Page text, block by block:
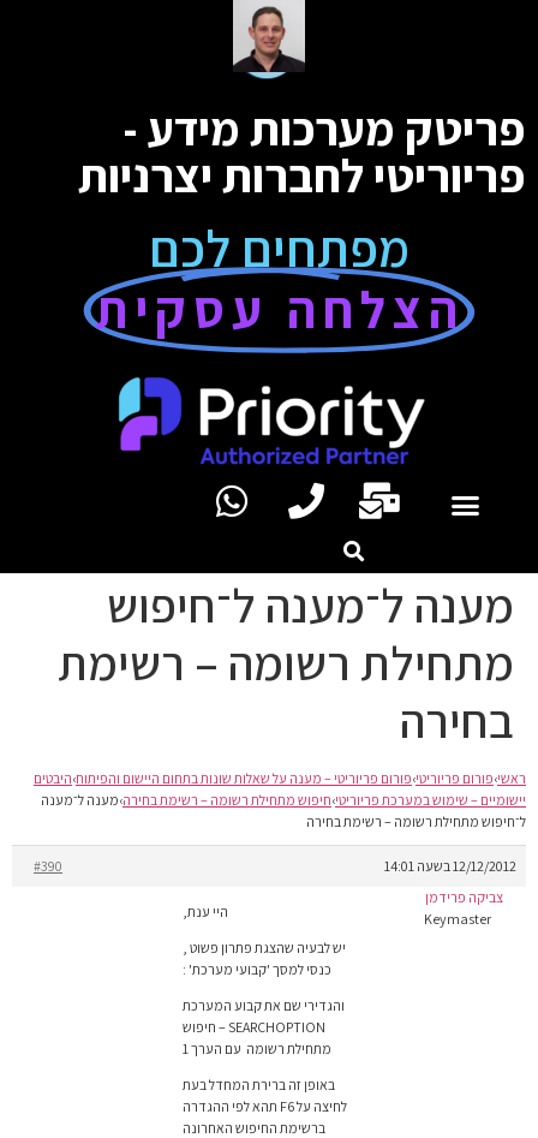
פריטק מערכות מידע -
פריוריטי לחברות יצרניות
מפתחים לכם
הצלחה עסקית
מענה ל־מענה ל־חיפוש
מתחילת רשומה – רשימת
בחירה
ראשי›פורום פריוריטי›פורום פריוריטי – מענה על שאלות שונות בתחום היישום והפיתוח›היבטים
יישומיים – שימוש במערכת פריוריטי›חיפוש מתחילת רשומה – רשימת בחירה›מענה ל־מענה
ל־חיפוש מתחילת רשומה – רשימת בחירה
12/12/2012 בשעה 14:01
#390
צביקה פרידמן
Keymaster
היי ענת,
יש לבעיה שהצגת פתרון פשוט ,
כנסי למסך 'קבועי מערכת' :
והגדירי שם את קבוע המערכת
SEARCHOPTION – חיפוש
מתחילת רשומה עם הערך 1
באופן זה ברירת המחדל בעת
לחיצה על F6 תהא לפי ההגדרה
ברשימת החיפוש האחרונה